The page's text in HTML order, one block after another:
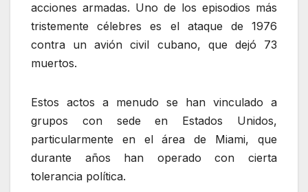
acciones armadas. Uno de los episodios más
tristemente célebres es el ataque de 1976
contra un avión civil cubano, que dejó 73
muertos.
Estos actos a menudo se han vinculado a
grupos con sede en Estados Unidos,
particularmente en el área de Miami, que
durante años han operado con cierta
tolerancia política.